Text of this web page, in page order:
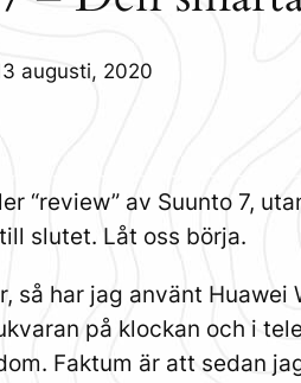
augusti, 2020
“review” av Suunto 7,
slutet. Låt oss börja.
har jag använt
på klockan och i
Faktum är att sedan